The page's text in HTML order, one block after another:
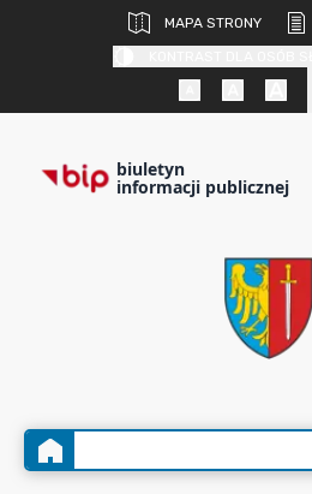
MAPA STRONY
biuletyn
informacji publicznej